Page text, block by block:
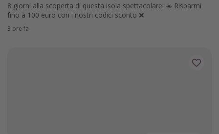
8 giorni alla scoperta di questa isola spettacolare! ☀️ Risparmi
fino a 100 euro con i nostri codici sconto ❌
3 ore fa